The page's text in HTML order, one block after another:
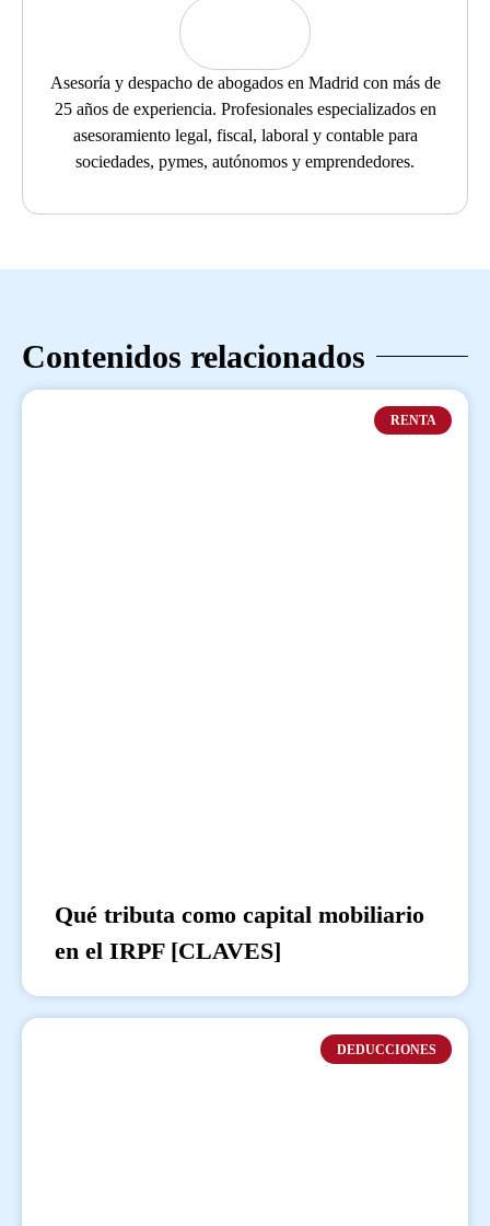
Asesoría y despacho de abogados en Madrid con más de
25 años de experiencia. Profesionales especializados en
asesoramiento legal, fiscal, laboral y contable para
sociedades, pymes, autónomos y emprendedores.
Contenidos relacionados
RENTA
Qué tributa como capital mobiliario
en el IRPF [CLAVES]
DEDUCCIONES